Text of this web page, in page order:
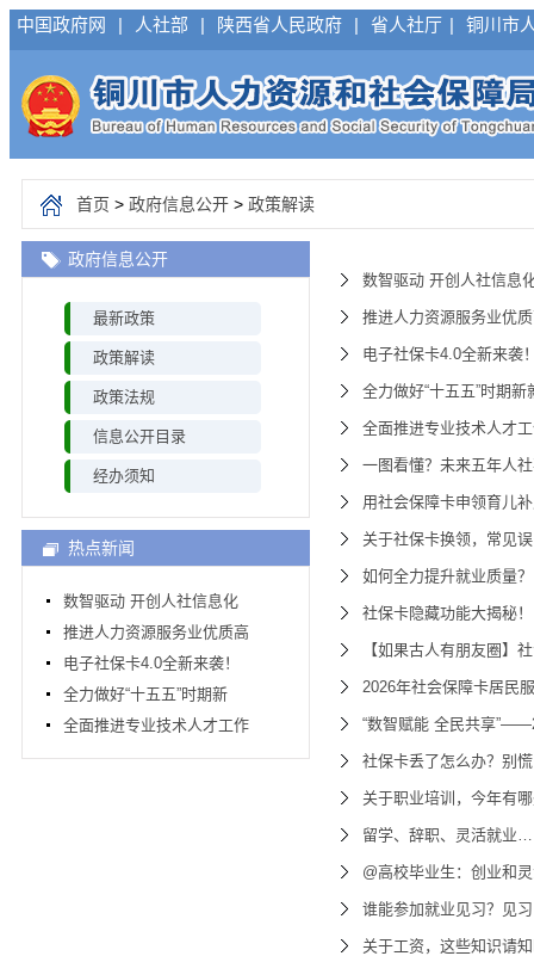
中国政府网 | 人社部 | 陕西省人民政府 | 省人社厅 | 铜川市
首页 > 政府信息公开 > 政策解读
政府信息公开
最新政策
政策解读
政策法规
信息公开目录
经办须知
热点新闻
数智驱动 开创人社信息化
推进人力资源服务业优质高
电子社保卡4.0全新来袭！
全力做好“十五五”时期新
全面推进专业技术人才工作
数智驱动 开创人社信息
推进人力资源服务业优
电子社保卡4.0全新来袭
全力做好“十五五”时期
全面推进专业技术人才
一图看懂？未来五年人
用社会保障卡申领育儿
关于社保卡换领，常见
如何全力提升就业质量？
社保卡隐藏功能大揭秘！
【如果古人有朋友圈】
2026年社会保障卡居民
“数智赋能 全民共享
社保卡丢了怎么办？别
关于职业培训，今年有
留学、辞职、灵活就业
@高校毕业生：创业和
谁能参加就业见习？见
关于工资，这些知识请